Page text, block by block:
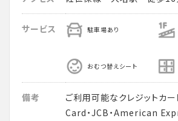
サービス 駐車場あり
おむつ替えシート
備考
ご利用可能なクレジットカー
Card・JCB・American